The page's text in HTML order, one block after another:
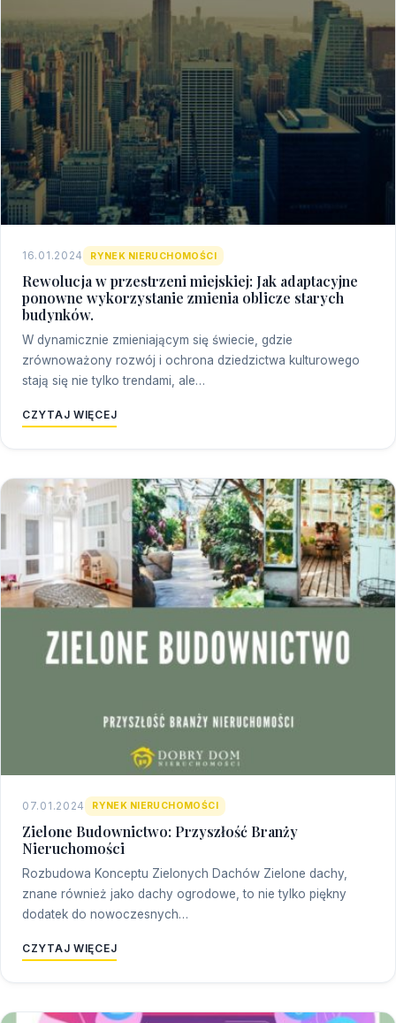
16.01.2024 RYNEK NIERUCHOMOŚCI
Rewolucja w przestrzeni miejskiej: Jak adaptacyjne
ponowne wykorzystanie zmienia oblicze starych
budynków.
W dynamicznie zmieniającym się świecie, gdzie
zrównoważony rozwój i ochrona dziedzictwa kulturowego
stają się nie tylko trendami, ale…
CZYTAJ WIĘCEJ
07.01.2024 RYNEK NIERUCHOMOŚCI
Zielone Budownictwo: Przyszłość Branży
Nieruchomości
Rozbudowa Konceptu Zielonych Dachów Zielone dachy,
znane również jako dachy ogrodowe, to nie tylko piękny
dodatek do nowoczesnych…
CZYTAJ WIĘCEJ